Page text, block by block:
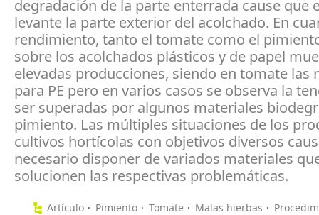
degradación de la parte enterrada cause que
levante la parte exterior del acolchado. En
rendimiento, tanto el tomate como el
sobre los acolchados plásticos y de papel
elevadas producciones, siendo en tomate las
para PE pero en varios casos se observa la
ser superadas por algunos materiales
pimiento. Las múltiples situaciones de los
cultivos hortícolas con objetivos diversos
necesario disponer de variados materiales
solucionen las respectivas problemáticas.
Artículo Pimiento Tomate Malas hierbas